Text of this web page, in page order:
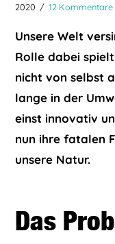
2020
12 Kommentare
Unsere Welt
Rolle dabei
nicht von selbst
lange in der
einst innovativ
nun ihre fatalen
unsere Natur.
Das